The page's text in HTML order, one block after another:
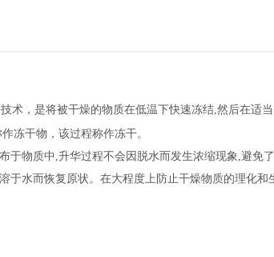
术，是将被干燥的物质在低温下快速冻结,然后在适
冻干物，该过程称作冻干。
于物质中,升华过程不会因脱水而发生浓缩现象,避免
水而恢复原状。在大程度上防止干燥物质的理化和